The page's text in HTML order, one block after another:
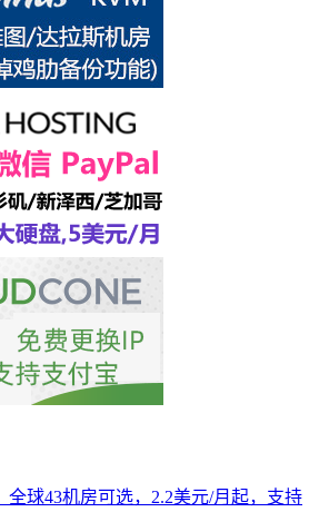
全球43机房可选，2.2美元/月起，支持